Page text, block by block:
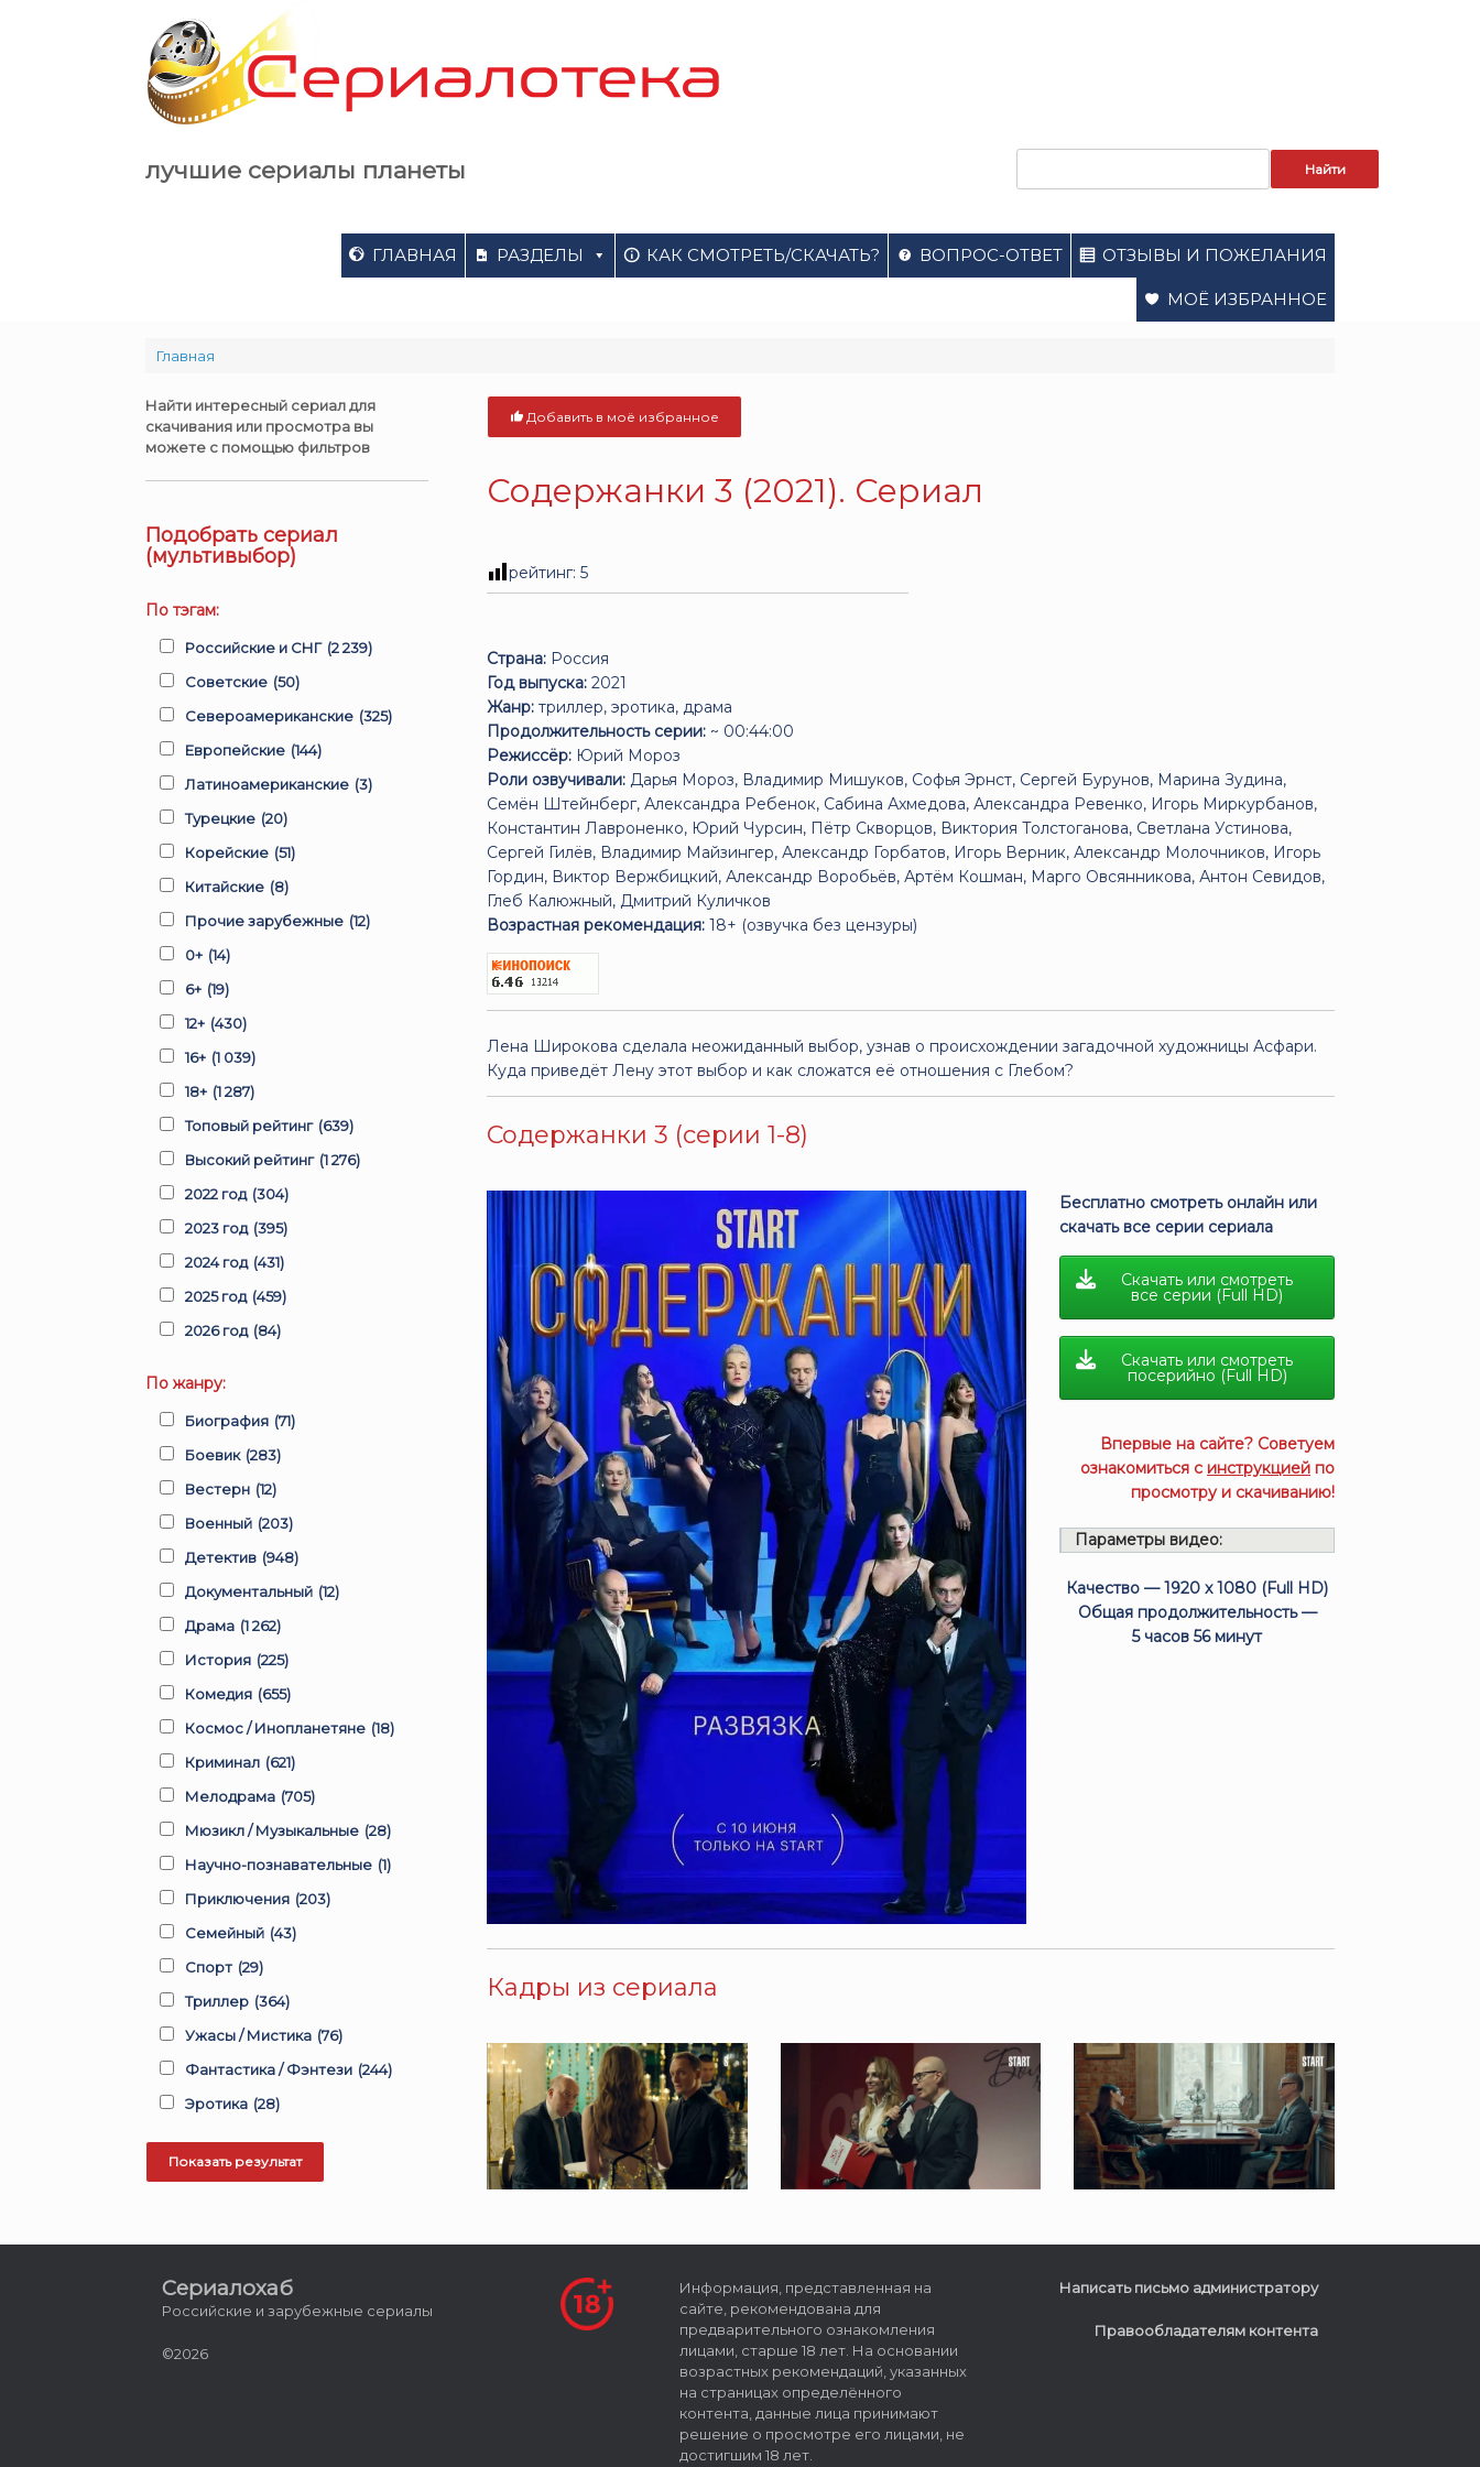
лучшие сериалы планеты
ГЛАВНАЯ РАЗДЕЛЫ КАК СМОТРЕТЬ/СКАЧАТЬ? ВОПРОС-ОТВЕТ ОТЗЫВЫ И ПОЖЕЛАНИЯ
МОЁ ИЗБРАННОЕ
Главная
Добавить в моё избранное
Содержанки 3 (2021). Сериал
рейтинг:5
Страна: Россия
Год выпуска: 2021
Жанр: триллер, эротика, драма
Продолжительность серии: ~ 00:44:00
Режиссёр: Юрий Мороз
Роли озвучивали: Дарья Мороз, Владимир Мишуков, Софья Эрнст, Сергей Бурунов, Марина Зудина,
Семён Штейнберг, Александра Ребенок, Сабина Ахмедова, Александра Ревенко, Игорь Миркурбанов,
Константин Лавроненко, Юрий Чурсин, Пётр Скворцов, Виктория Толстоганова, Светлана Устинова,
Сергей Гилёв, Владимир Майзингер, Александр Горбатов, Игорь Верник, Александр Молочников, Игорь
Гордин, Виктор Вержбицкий, Александр Воробьёв, Артём Кошман, Марго Овсянникова, Антон Севидов,
Глеб Калюжный, Дмитрий Куличков
Возрастная рекомендация: 18+ (озвучка без цензуры)
Лена Широкова сделала неожиданный выбор, узнав о происхождении загадочной художницы Асфари.
Куда приведёт Лену этот выбор и как сложатся её отношения с Глебом?
Содержанки 3 (серии 1-8)
Бесплатно смотреть онлайн или
скачать все серии сериала
Скачать или смотреть
все серии (Full HD)
Скачать или смотреть
посерийно (Full HD)
Впервые на сайте? Советуем
ознакомиться с инструкцией по
просмотру и скачиванию!
Параметры видео:
Качество — 1920 x 1080 (Full HD)
Общая продолжительность —
5 часов 56 минут
Кадры из сериала
Найти интересный сериал для
скачивания или просмотра вы
можете с помощью фильтров
Подобрать сериал
(мультивыбор)
По тэгам:
Российские и СНГ (2 239)
Советские (50)
Североамериканские (325)
Европейские (144)
Латиноамериканские (3)
Турецкие (20)
Корейские (51)
Китайские (8)
Прочие зарубежные (12)
0+ (14)
6+ (19)
12+ (430)
16+ (1 039)
18+ (1 287)
Топовый рейтинг (639)
Высокий рейтинг (1 276)
2022 год (304)
2023 год (395)
2024 год (431)
2025 год (459)
2026 год (84)
По жанру:
Биография (71)
Боевик (283)
Вестерн (12)
Военный (203)
Детектив (948)
Документальный (12)
Драма (1 262)
История (225)
Комедия (655)
Космос / Инопланетяне (18)
Криминал (621)
Мелодрама (705)
Мюзикл / Музыкальные (28)
Научно-познавательные (1)
Приключения (203)
Семейный (43)
Спорт (29)
Триллер (364)
Ужасы / Мистика (76)
Фантастика / Фэнтези (244)
Эротика (28)
Сериалохаб
Российские и зарубежные сериалы
©2026
Информация, представленная на
сайте, рекомендована для
предварительного ознакомления
лицами, старше 18 лет. На основании
возрастных рекомендаций, указанных
на страницах определённого
контента, данные лица принимают
решение о просмотре его лицами, не
достигшим 18 лет.
Написать письмо администратору
Правообладателям контента